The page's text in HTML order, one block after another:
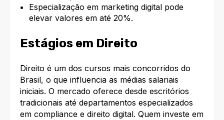
Especialização em marketing digital pode
elevar valores em até 20%.
Estágios em Direito
Direito é um dos cursos mais concorridos do
Brasil, o que influencia as médias salariais
iniciais. O mercado oferece desde escritórios
tradicionais até departamentos especializados
em compliance e direito digital. Quem investe em